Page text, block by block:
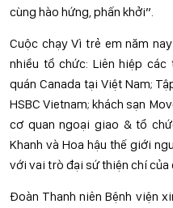
cùng hào hứng, phấn khởi”.
Cuộc chạy Vì trẻ em năm
nhiều tổ chức: Liên hiệp
quán Canada tại Việt Nam;
HSBC Vietnam; khách sạn
cơ quan ngoại giao & tổ
Khanh và Hoa hậu thế giới
với vai trò đại sứ thiện chí của
Đoàn Thanh niên Bệnh viện